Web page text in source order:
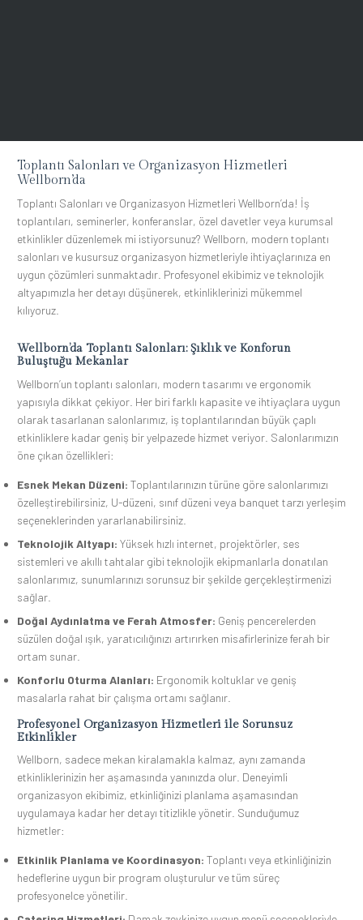
Toplantı Salonları ve Organizasyon Hizmetleri
Wellborn’da
Toplantı Salonları ve Organizasyon Hizmetleri Wellborn’da! İş
toplantıları, seminerler, konferanslar, özel davetler veya kurumsal
etkinlikler düzenlemek mi istiyorsunuz? Wellborn, modern toplantı
salonları ve kusursuz organizasyon hizmetleriyle ihtiyaçlarınıza en
uygun çözümleri sunmaktadır. Profesyonel ekibimiz ve teknolojik
altyapımızla her detayı düşünerek, etkinliklerinizi mükemmel
kılıyoruz.
Wellborn’da Toplantı Salonları: Şıklık ve Konforun
Buluştuğu Mekanlar
Wellborn’un toplantı salonları, modern tasarımı ve ergonomik
yapısıyla dikkat çekiyor. Her biri farklı kapasite ve ihtiyaçlara uygun
olarak tasarlanan salonlarımız, iş toplantılarından büyük çaplı
etkinliklere kadar geniş bir yelpazede hizmet veriyor. Salonlarımızın
öne çıkan özellikleri:
Esnek Mekan Düzeni: Toplantılarınızın türüne göre salonlarımızı
özelleştirebilirsiniz, U-düzeni, sınıf düzeni veya banquet tarzı yerleşim
seçeneklerinden yararlanabilirsiniz.
Teknolojik Altyapı: Yüksek hızlı internet, projektörler, ses
sistemleri ve akıllı tahtalar gibi teknolojik ekipmanlarla donatılan
salonlarımız, sunumlarınızı sorunsuz bir şekilde gerçekleştirmenizi
sağlar.
Doğal Aydınlatma ve Ferah Atmosfer: Geniş pencerelerden
süzülen doğal ışık, yaratıcılığınızı artırırken misafirlerinize ferah bir
ortam sunar.
Konforlu Oturma Alanları: Ergonomik koltuklar ve geniş
masalarla rahat bir çalışma ortamı sağlanır.
Profesyonel Organizasyon Hizmetleri ile Sorunsuz
Etkinlikler
Wellborn, sadece mekan kiralamakla kalmaz, aynı zamanda
etkinliklerinizin her aşamasında yanınızda olur. Deneyimli
organizasyon ekibimiz, etkinliğinizi planlama aşamasından
uygulamaya kadar her detayı titizlikle yönetir. Sunduğumuz
hizmetler:
Etkinlik Planlama ve Koordinasyon: Toplantı veya etkinliğinizin
hedeflerine uygun bir program oluşturulur ve tüm süreç
profesyonelce yönetilir.